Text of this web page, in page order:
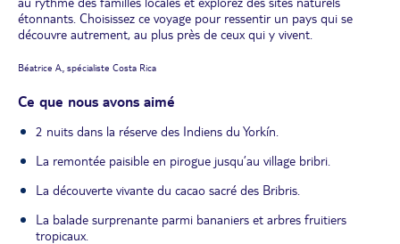
étonnants. Choisissez ce voyage pour ressentir un pays qui se
découvre autrement, au plus près de ceux qui y vivent.
Béatrice A., spécialiste Costa Rica
Ce que nous avons aimé
2 nuits dans la réserve des Indiens du Yorkín.
La remontée paisible en pirogue jusqu’au village bribri.
La découverte vivante du cacao sacré des Bribris.
La balade surprenante parmi bananiers et arbres fruitiers
tropicaux.